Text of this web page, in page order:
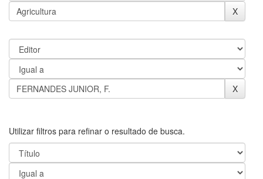
Utilizar filtros para refinar o resultado de busca.